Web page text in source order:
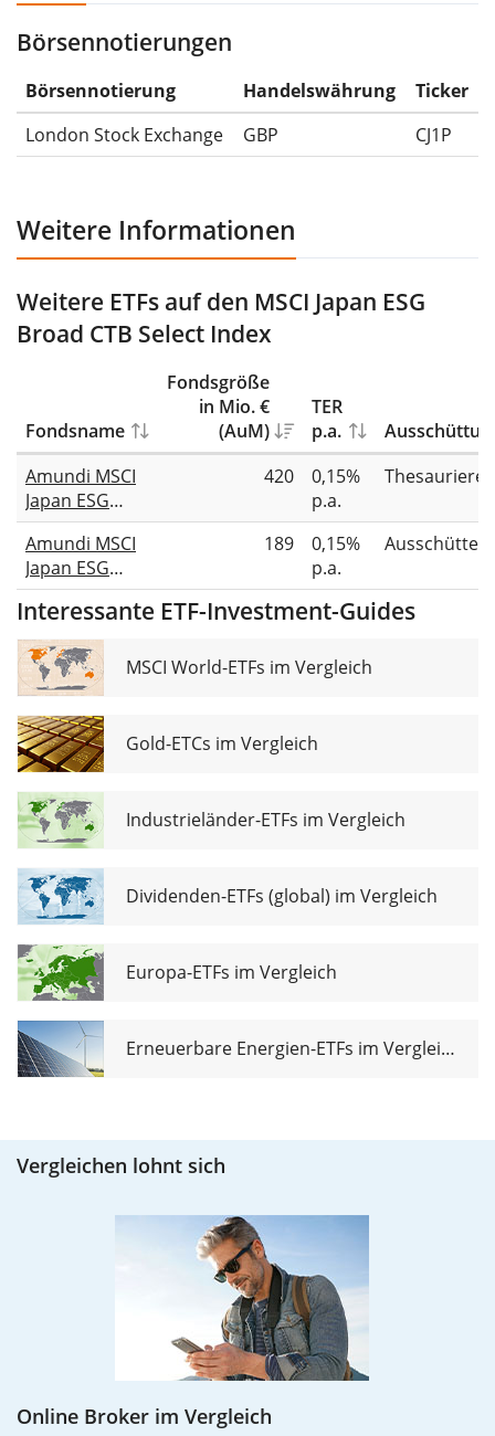
Die Wertentwicklungsangaben für ETFs beinhalten
Ausschüttungen (falls vorhanden).
Börsennotierungen
Börsennotierung Handelswährung
Ticker
London Stock Exchange
GBP CJ1P
Weitere Informationen
Weitere ETFs auf den MSCI Japan ESG
Broad CTB Select Index
Fondsname
Fondsgröße
in Mio. €
(AuM)
TER
p.a.
Amundi MSCI
Japan ESG
Broad
Transition
UCITS ETF EUR
Acc
420
0,15%
p.a.
Amundi MSCI
Japan ESG
Broad
Transition
UCITS ETF Dist
189
0,15%
p.a.
Interessante ETF-Investment-Guides
MSCI World-ETFs im Vergleich
Gold-ETCs im Vergleich
Industrieländer-ETFs im Vergleich
Dividenden-ETFs (global) im Vergleich
Europa-ETFs im Vergleich
Erneuerbare Energien-ETFs im Vergleich
Vergleichen lohnt sich
Online Broker im Vergleich